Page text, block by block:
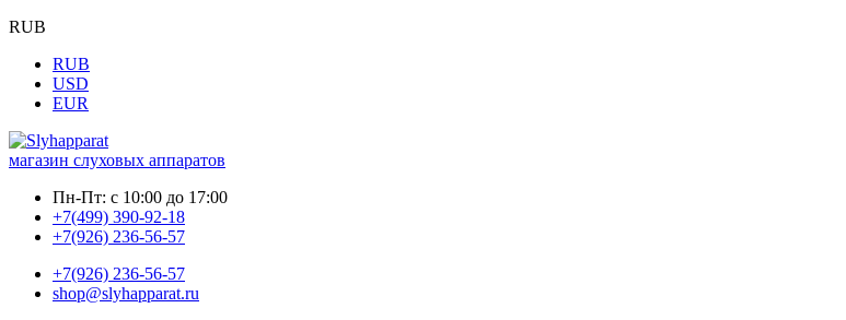
RUB
RUB
USD
EUR
магазин слуховых аппаратов
Пн-Пт: с 10:00 до 17:00
+7(499) 390-92-18
+7(926) 236-56-57
+7(926) 236-56-57
shop@slyhapparat.ru